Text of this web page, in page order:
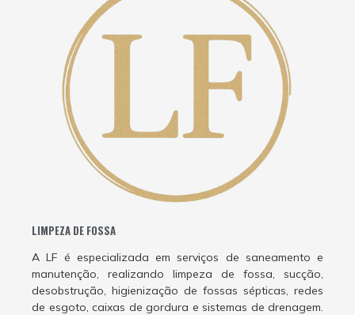
LIMPEZA DE FOSSA
A LF é especializada em serviços de saneamento e
manutenção, realizando limpeza de fossa, sucção,
desobstrução, higienização de fossas sépticas, redes
de esgoto, caixas de gordura e sistemas de drenagem.